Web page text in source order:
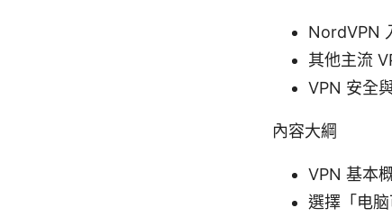
NordVPN
其他主流
VPN 安全
內容大綱
VPN 基本
選擇「电